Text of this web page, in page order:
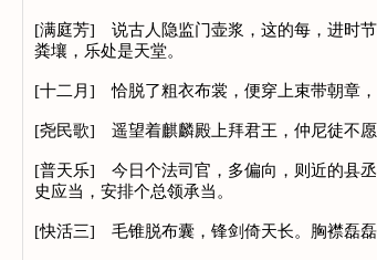
[满庭芳] 说古人隐监门壶浆，这的每，进时
粪壤，乐处是天堂。
[十二月] 恰脱了粗衣布裳，便穿上束带朝章，
[尧民歌] 遥望着麒麟殿上拜君王，仲尼徒不愿
[普天乐] 今日个法司官，多偏向，则近的县
史应当，安排个总领承当。
[快活三] 毛锥脱布囊，锋剑倚天长。胸襟磊磊